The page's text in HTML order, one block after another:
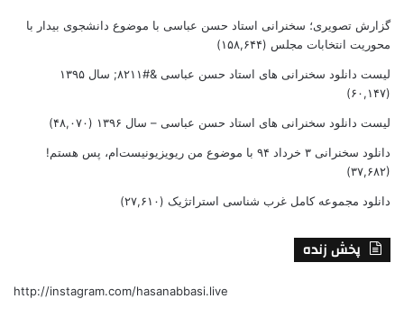
گزارش تصویری؛ سخنرانی استاد حسن عباسی با موضوع دانشجوی بیدار با
محوریت انتخابات مجلس (۱۵۸,۶۴۴)
لیست دانلود سخنرانی های استاد حسن عباسی &#۸۲۱۱; سال ۱۳۹۵
(۶۰,۱۴۷)
لیست دانلود سخنرانی های استاد حسن عباسی – سال ۱۳۹۶ (۴۸,۰۷۰)
دانلود سخنرانی ۳ خرداد ۹۴ با موضوع من ریویزیونیست‌ام، پس هستم!
(۳۷,۶۸۲)
دانلود مجموعه کامل غرب شناسی استراتژیک (۲۷,۶۱۰)
پخش زنده
http://instagram.com/hasanabbasi.live